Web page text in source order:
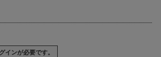
インが必要です。